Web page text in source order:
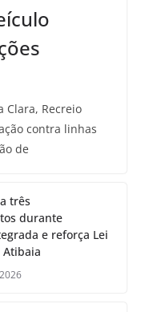
Clara, Recreio
contra linhas
de
três
durante
e reforça Lei
Atibaia